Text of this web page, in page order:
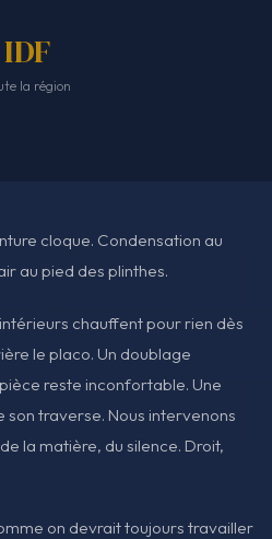
IDF
la région
cloque. Condensation au
au pied des plinthes.
chauffent pour rien dès
le placo. Un doublage
reste inconfortable. Une
son traverse. Nous intervenons
la matière, du silence. Droit,
on devrait toujours travailler